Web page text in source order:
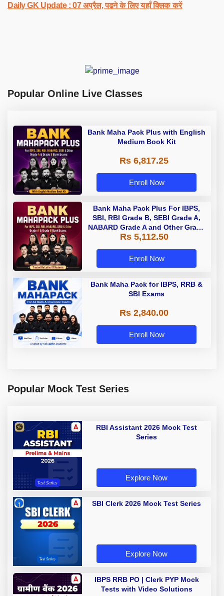
Daily GK Update : 07 अप्रैल, पढने के लिए यहाँ क्लिक करें
Popular Online Live Classes
Bank Maha Pack Plus with English
Medium Book Kit
Rs 6,817.25
Enroll Now
Bank Maha Pack Plus For IBPS,
SBI, RBI Grade B, SEBI Grade A,
NABARD Grade A and Other Grade
A & Grade B Bank Exams
Rs 5,112.50
Enroll Now
Bank Maha Pack for IBPS, RRB &
SBI Exams
Rs 2,840.00
Enroll Now
Popular Mock Test Series
RBI Assistant 2026 Mock Test
Series
Explore Now
SBI Clerk 2026 Mock Test Series
Explore Now
IBPS RRB PO | Clerk PYP Mock
Tests with Video Solutions